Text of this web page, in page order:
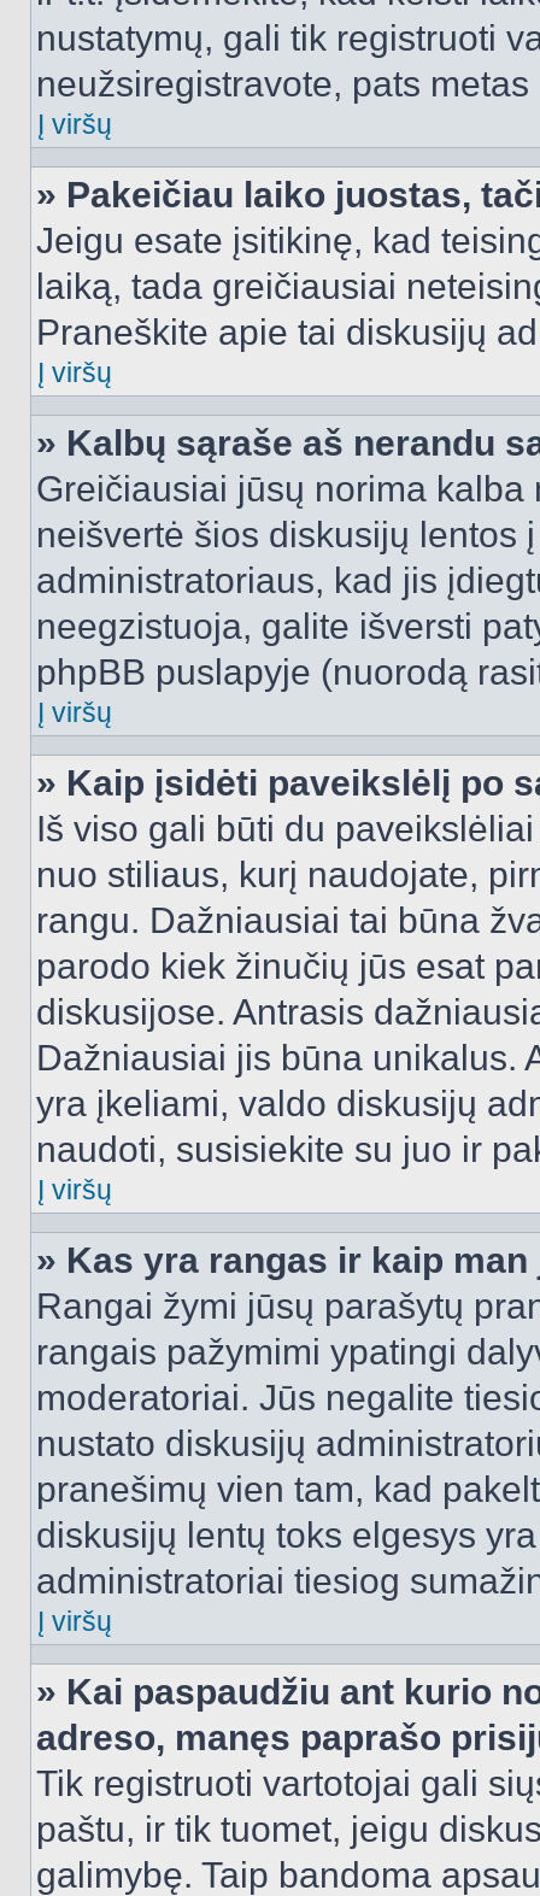
nustatymų, gali tik registruoti
neužsiregistravote, pats
Į viršų
» Pakeičiau laiko juostas,
Jeigu esate įsitikinę, kad
laiką, tada greičiausiai
Praneškite apie tai diskusijų
Į viršų
» Kalbų sąraše aš nerandu
Greičiausiai jūsų norima
neišvertė šios diskusijų lentos
administratoriaus, kad jis
neegzistuoja, galite išversti
phpBB puslapyje (nuorodą
Į viršų
» Kaip įsidėti paveikslėlį po
Iš viso gali būti du
nuo stiliaus, kurį naudojate,
rangu. Dažniausiai tai būna
parodo kiek žinučių jūs esat
diskusijose. Antrasis
Dažniausiai jis būna unikalus.
yra įkeliami, valdo diskusijų
naudoti, susisiekite su juo ir
Į viršų
» Kas yra rangas ir kaip
Rangai žymi jūsų parašytų
rangais pažymimi ypatingi
moderatoriai. Jūs negalite
nustato diskusijų
pranešimų vien tam, kad
diskusijų lentų toks elgesys
administratoriai tiesiog
Į viršų
» Kai paspaudžiu ant kurio
adreso, manęs paprašo
Tik registruoti vartotojai gali
paštu, ir tik tuomet, jeigu
galimybę. Taip bandoma